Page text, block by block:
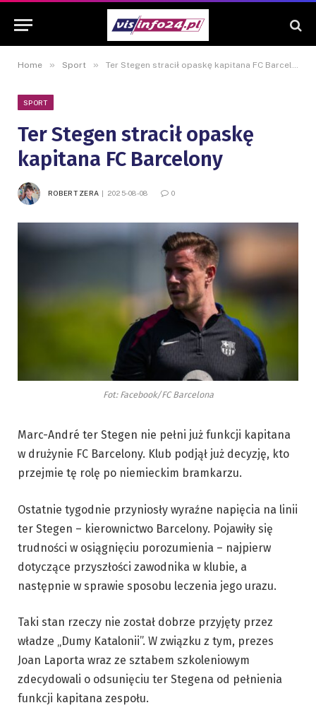
Home » Sport » Ter Stegen stracił opaskę kapitana FC Barcelony
SPORT
Ter Stegen stracił opaskę
kapitana FC Barcelony
ROBERT ZERA 2025-08-08 0
Fot: Facebook/FC Barcelona
Marc-André ter Stegen nie pełni już funkcji kapitana
w drużynie FC Barcelony. Klub podjął już decyzję, kto
przejmie tę rolę po niemieckim bramkarzu.
Ostatnie tygodnie przyniosły wyraźne napięcia na linii
ter Stegen – kierownictwo Barcelony. Pojawiły się
trudności w osiągnięciu porozumienia – najpierw
dotyczące przyszłości zawodnika w klubie, a
następnie w sprawie sposobu leczenia jego urazu.
Taki stan rzeczy nie został dobrze przyjęty przez
władze „Dumy Katalonii”. W związku z tym, prezes
Joan Laporta wraz ze sztabem szkoleniowym
zdecydowali o odsunięciu ter Stegena od pełnienia
funkcji kapitana zespołu.